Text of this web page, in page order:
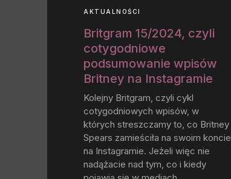
AKTUALNOŚCI
Britgram 15/2024, czyli
cotygodniowe
podsumowanie wpisów
Britney na Instagramie
Kolejny Britgram, czyli cykl
cotygodniowych wpisów, w
których streszczamy to, co Britney
Spears zamieściła na swoim koncie
na Instagramie. Jeżeli więc nie
nadążacie nad tym, co i kiedy